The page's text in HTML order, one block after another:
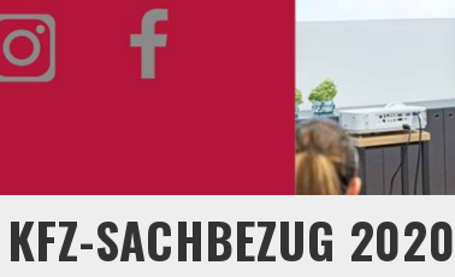
SACHBEZUG 2020